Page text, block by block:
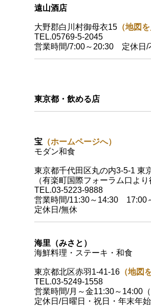
遠山酒店
大野郡白川村御母衣15 （地図
TEL.05769-5-2045
営業時間/7:00～20:30 定休日/
東京都・飲める店
宝 （ホームページへ）
モダン和食
東京都千代田区丸の内3-5-1 東
（有楽町国際フォーラム口よ
TEL.03-5223-9888
営業時間/11:30～14:30 17:00
定休日/無休
海里（みさと）
海鮮料理・ステーキ・和食
東京都北区赤羽1-41-16 （地図
TEL.03-5249-1558
営業時間/月～金11:30～14:00
定休日/日曜日・祝日・年末年始